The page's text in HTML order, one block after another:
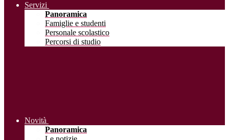
Servizi
Panoramica
Famiglie e studenti
Personale scolastico
Percorsi di studio
Novità
Panoramica